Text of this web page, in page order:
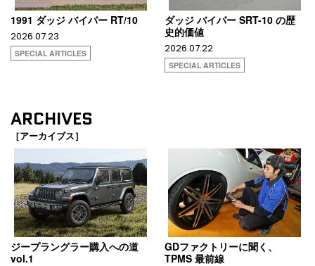
1991 ダッジ バイパー RT/10
2026.07.23
SPECIAL ARTICLES
ダッジ バイパー SRT-10 の歴
史的価値
2026.07.22
SPECIAL ARTICLES
ARCHIVES
［アーカイブス］
ジープラングラー購入への道
vol.1
GDファクトリーに聞く、
TPMS 最前線